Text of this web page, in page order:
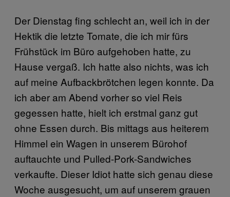
Der Dienstag fing schlecht an, weil ich in der
Hektik die letzte Tomate, die ich mir fürs
Frühstück im Büro aufgehoben hatte, zu
Hause vergaß. Ich hatte also nichts, was ich
auf meine Aufbackbrötchen legen konnte. Da
ich aber am Abend vorher so viel Reis
gegessen hatte, hielt ich erstmal ganz gut
ohne Essen durch. Bis mittags aus heiterem
Himmel ein Wagen in unserem Bürohof
auftauchte und Pulled-Pork-Sandwiches
verkaufte. Dieser Idiot hatte sich genau diese
Woche ausgesucht, um auf unserem grauen